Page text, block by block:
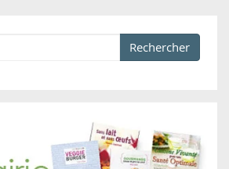
recherche
Rechercher